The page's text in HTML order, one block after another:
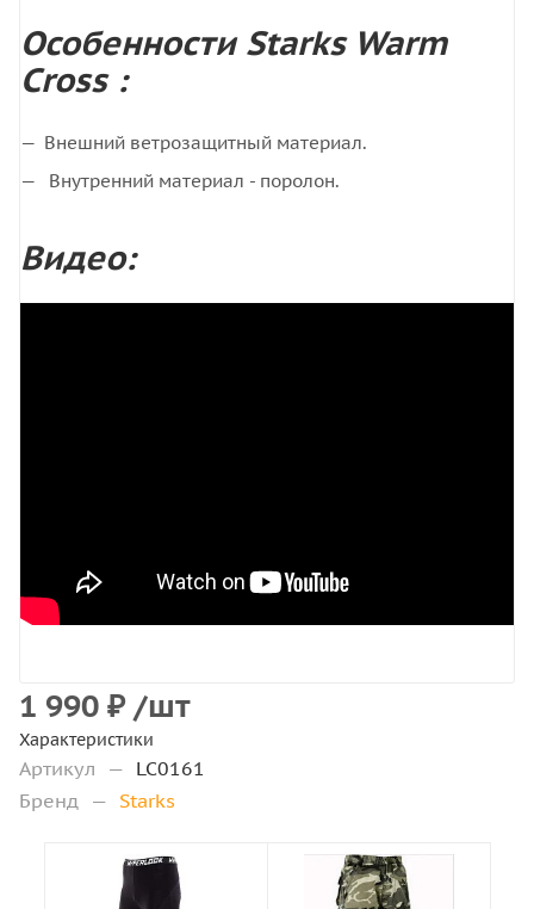
Особенности Starks Warm
Cross :
Внешний ветрозащитный материал.
Внутренний материал - поролон.
Видео:
1 990 ₽ /шт
Характеристики
Артикул — LC0161
Бренд — Starks